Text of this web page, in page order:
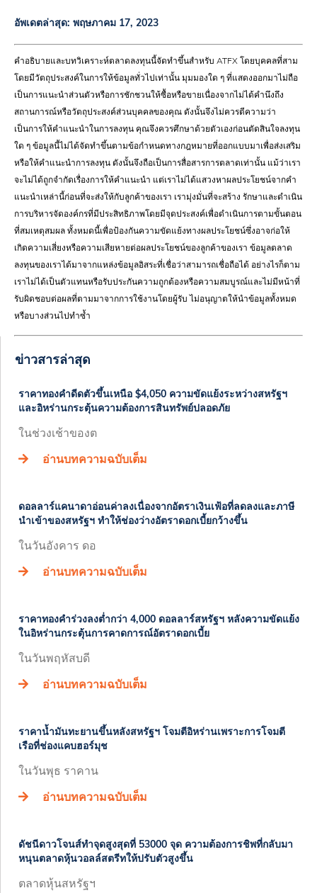
อัพเดตล่าสุด: พฤษภาคม 17, 2023
คำอธิบายและบทวิเคราะห์ตลาดลงทุนนี้จัดทำขึ้นสำหรับ ATFX โดยบุคคลที่สาม
โดยมีวัตถุประสงค์ในการให้ข้อมูลทั่วไปเท่านั้น มุมมองใด ๆ ที่แสดงออกมาไม่ถือ
เป็นการแนะนำส่วนตัวหรือการชักชวนให้ซื้อหรือขายเนื่องจากไม่ได้คำนึงถึง
สถานการณ์หรือวัตถุประสงค์ส่วนบุคคลของคุณ ดังนั้นจึงไม่ควรตีความว่า
เป็นการให้คำแนะนำในการลงทุน คุณจึงควรศึกษาด้วยตัวเองก่อนตัดสินใจลงทุน
ใด ๆ ข้อมูลนี้ไม่ได้จัดทำขึ้นตามข้อกำหนดทางกฎหมายที่ออกแบบมาเพื่อส่งเสริม
หรือให้คำแนะนำการลงทุน ดังนั้นจึงถือเป็นการสื่อสารการตลาดเท่านั้น แม้ว่าเรา
จะไม่ได้ถูกจำกัดเรื่องการให้คำแนะนำ แต่เราไม่ได้แสวงหาผลประโยชน์จากคำ
แนะนำเหล่านี้ก่อนที่จะส่งให้กับลูกค้าของเรา เรามุ่งมั่นที่จะสร้าง รักษาและดำเนิน
การบริหารจัดองค์กรที่มีประสิทธิภาพโดยมีจุดประสงค์เพื่อดำเนินการตามขั้นตอน
ที่สมเหตุสมผล ทั้งหมดนี้เพื่อป้องกันความขัดแย้งทางผลประโยชน์ซึ่งอาจก่อให้
เกิดความเสี่ยงหรือความเสียหายต่อผลประโยชน์ของลูกค้าของเรา ข้อมูลตลาด
ลงทุนของเราได้มาจากแหล่งข้อมูลอิสระที่เชื่อว่าสามารถเชื่อถือได้ อย่างไรก็ตาม
เราไม่ได้เป็นตัวแทนหรือรับประกันความถูกต้องหรือความสมบูรณ์และไม่มีหน้าที่
รับผิดชอบต่อผลที่ตามมาจากการใช้งานโดยผู้รับ ไม่อนุญาตให้นำข้อมูลทั้งหมด
หรือบางส่วนไปทำซ้ำ
ข่าวสารล่าสุด
ราคาทองคำดีดตัวขึ้นเหนือ $4,050 ความขัดแย้งระหว่างสหรัฐฯ
และอิหร่านกระตุ้นความต้องการสินทรัพย์ปลอดภัย
ในช่วงเช้าของต
อ่านบทความฉบับเต็ม
ดอลลาร์แคนาดาอ่อนค่าลงเนื่องจากอัตราเงินเฟ้อที่ลดลงและภาษี
นำเข้าของสหรัฐฯ ทำให้ช่องว่างอัตราดอกเบี้ยกว้างขึ้น
ในวันอังคาร ดอ
อ่านบทความฉบับเต็ม
ราคาทองคำร่วงลงต่ำกว่า 4,000 ดอลลาร์สหรัฐฯ หลังความขัดแย้ง
ในอิหร่านกระตุ้นการคาดการณ์อัตราดอกเบี้ย
ในวันพฤหัสบดี
อ่านบทความฉบับเต็ม
ราคาน้ำมันทะยานขึ้นหลังสหรัฐฯ โจมตีอิหร่านเพราะการโจมตี
เรือที่ช่องแคบฮอร์มุช
ในวันพุธ ราคาน
อ่านบทความฉบับเต็ม
ดัชนีดาวโจนส์ทำจุดสูงสุดที่ 53000 จุด ความต้องการชิพที่กลับมา
หนุนตลาดหุ้นวอลล์สตรีทให้ปรับตัวสูงขึ้น
ตลาดหุ้นสหรัฐฯ